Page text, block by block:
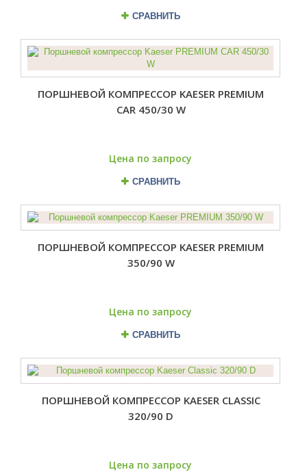
СРАВНИТЬ
ПОРШНЕВОЙ КОМПРЕССОР KAESER PREMIUM
CAR 450/30 W
Цена по запросу
СРАВНИТЬ
ПОРШНЕВОЙ КОМПРЕССОР KAESER PREMIUM
350/90 W
Цена по запросу
СРАВНИТЬ
ПОРШНЕВОЙ КОМПРЕССОР KAESER CLASSIC
320/90 D
Цена по запросу